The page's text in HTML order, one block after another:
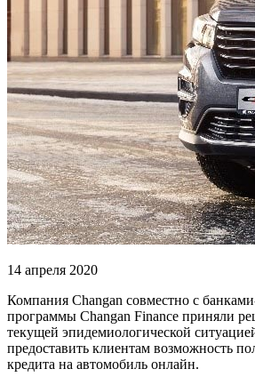
14 апреля 2020
Компания Changan совместно с
программы Changan Finance приняли
текущей эпидемиологической
предоставить клиентам возможность
кредита на автомобиль онлайн.